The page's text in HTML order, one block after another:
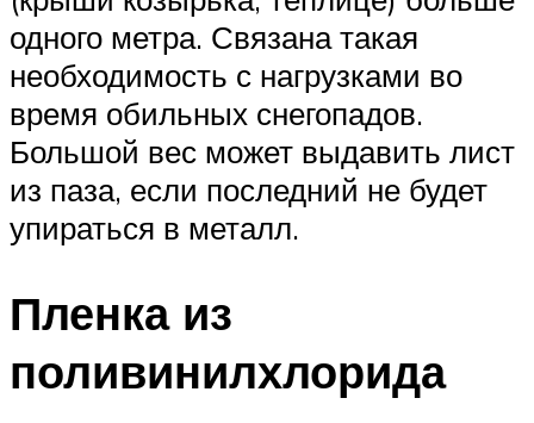
одного метра. Связана такая
необходимость с нагрузками во
время обильных снегопадов.
Большой вес может выдавить лист
из паза, если последний не будет
упираться в металл.
Пленка из
поливинилхлорида